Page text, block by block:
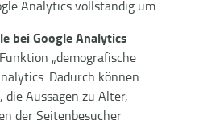
Analytics vollständig um.
bei Google Analytics
„demografische
Dadurch können
Aussagen zu Alter,
der Seitenbesucher